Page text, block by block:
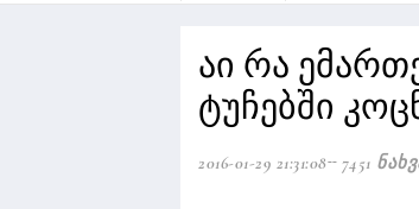
აი რა
ტუჩებში
2016-01-29 21:31:08 7451